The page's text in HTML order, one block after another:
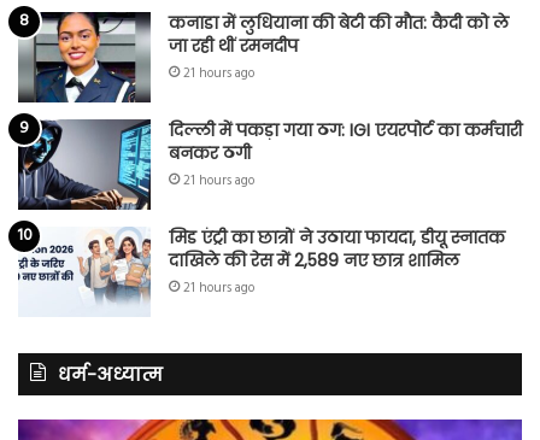
कनाडा में लुधियाना की बेटी की माैत: कैदी को ले
जा रही थीं रमनदीप
21 hours ago
दिल्ली में पकड़ा गया ठग: IGI एयरपोर्ट का कर्मचारी
बनकर ठगी
21 hours ago
मिड एंट्री का छात्रों ने उठाया फायदा, डीयू स्नातक
दाखिले की रेस में 2,589 नए छात्र शामिल
21 hours ago
धर्म-अध्यात्म